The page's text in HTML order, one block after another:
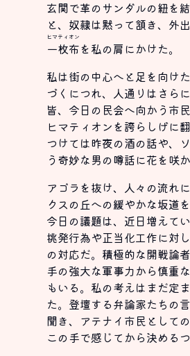
玄関で革のサンダルの紐を
と、奴隷は黙って頷き、外
一枚布
ヒマティオン
を私の肩にかけた。
私は街の中心へと足を向け
づくにつれ、人通りはさら
皆、今日の民会へ向かう市
ヒマティオンを誇らしげに
つけては昨夜の酒の話や、
う奇妙な男の噂話に花を咲か
アゴラを抜け、人々の流れ
クスの丘への緩やかな坂道
今日の議題は、近日増えて
挑発行為や正当化工作に対
の対応だ。積極的な開戦論
手の強大な軍事力から慎重
もいる。私の考えはまだ定
た。登壇する弁論家たちの
聞き、アテナイ市民として
この手で感じてから決める